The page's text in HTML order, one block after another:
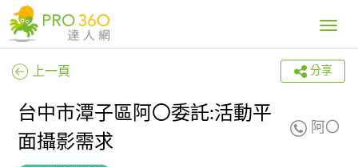
Toggle
上一頁 分享
台中市潭子區阿〇委託:活動平
面攝影需求
阿〇